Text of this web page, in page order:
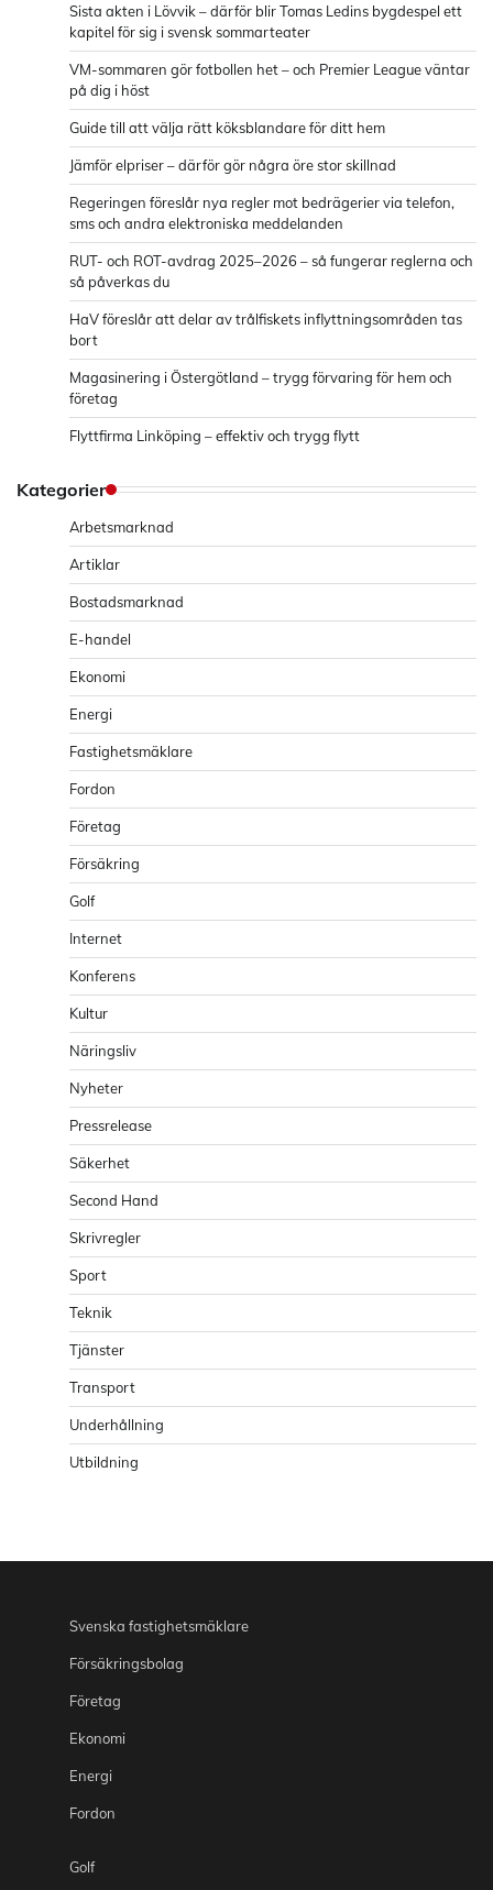
Sista akten i Lövvik – därför blir Tomas Ledins bygdespel ett
kapitel för sig i svensk sommarteater
VM-sommaren gör fotbollen het – och Premier League väntar
på dig i höst
Guide till att välja rätt köksblandare för ditt hem
Jämför elpriser – därför gör några öre stor skillnad
Regeringen föreslår nya regler mot bedrägerier via telefon,
sms och andra elektroniska meddelanden
RUT- och ROT-avdrag 2025–2026 – så fungerar reglerna och
så påverkas du
HaV föreslår att delar av trålfiskets inflyttningsområden tas
bort
Magasinering i Östergötland – trygg förvaring för hem och
företag
Flyttfirma Linköping – effektiv och trygg flytt
Kategorier
Arbetsmarknad
Artiklar
Bostadsmarknad
E-handel
Ekonomi
Energi
Fastighetsmäklare
Fordon
Företag
Försäkring
Golf
Internet
Konferens
Kultur
Näringsliv
Nyheter
Pressrelease
Säkerhet
Second Hand
Skrivregler
Sport
Teknik
Tjänster
Transport
Underhållning
Utbildning
Svenska fastighetsmäklare
Försäkringsbolag
Företag
Ekonomi
Energi
Fordon
Golf